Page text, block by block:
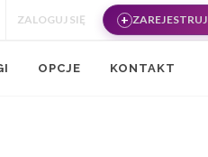
ZALOGUJ SIĘ
OPCJE KONTAKT